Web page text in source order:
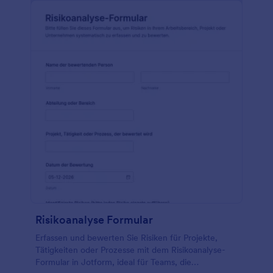
Ihren Vorstellungen zu gestalten. Sie können es
ganz einfach mit anderen Apps wie Dropbox,
automatisch an diese Plattformen senden lassen.
Jotform Mobile Formulare App können Sie jederzeit
100 Integrationen können Sie die erfassten Daten
Excel und andere! Machen Sie sich ein Bild davon,
wie IOT-Geräte die Sicherheit an Ihrem Arbeitsplatz
Formular für Sicherheitsvorschläge.
Risikoanalyse Formular
Erfassen und bewerten Sie Risiken für Projekte,
Tätigkeiten oder Prozesse mit dem Risikoanalyse-
Formular in Jotform, ideal für Teams, die